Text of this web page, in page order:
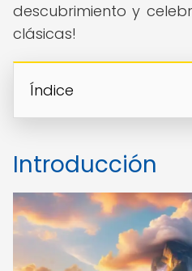
descubrimiento y
clásicas!
Índice
Introducción